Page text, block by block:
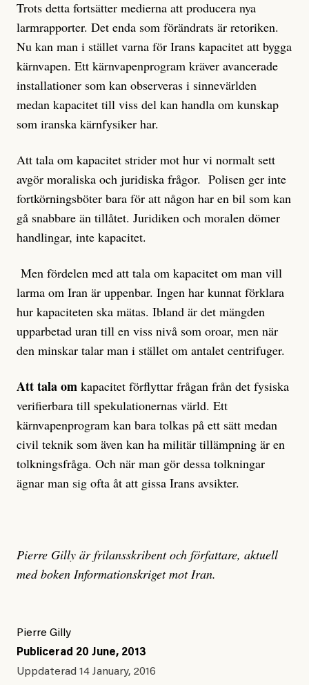
Trots detta fortsätter medierna att producera nya
larmrapporter. Det enda som förändrats är retoriken.
Nu kan man i stället varna för Irans kapacitet att bygga
kärnvapen. Ett kärnvapenprogram kräver avancerade
installationer som kan observeras i sinnevärlden
medan kapacitet till viss del kan handla om kunskap
som iranska kärnfysiker har.
Att tala om kapacitet strider mot hur vi normalt sett
avgör moraliska och juridiska frågor. Polisen ger inte
fortkörningsböter bara för att någon har en bil som kan
gå snabbare än tillåtet. Juridiken och moralen dömer
handlingar, inte kapacitet.
Men fördelen med att tala om kapacitet om man vill
larma om Iran är uppenbar. Ingen har kunnat förklara
hur kapaciteten ska mätas. Ibland är det mängden
upparbetad uran till en viss nivå som oroar, men när
den minskar talar man i stället om antalet centrifuger.
Att tala om kapacitet förflyttar frågan från det fysiska
verifierbara till spekulationernas värld. Ett
kärnvapenprogram kan bara tolkas på ett sätt medan
civil teknik som även kan ha militär tillämpning är en
tolkningsfråga. Och när man gör dessa tolkningar
ägnar man sig ofta åt att gissa Irans avsikter.
Pierre Gilly är frilansskribent och författare, aktuell
med boken Informationskriget mot Iran.
Pierre Gilly
Publicerad 20 June, 2013
Uppdaterad 14 January, 2016